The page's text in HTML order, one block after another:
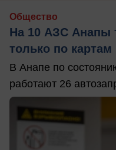
Общество
На 10 АЗС Анапы
только по картам
В Анапе по
работают 26